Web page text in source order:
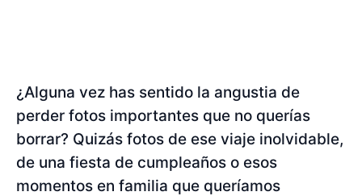
¿Alguna vez has sentido la angustia de
perder fotos importantes que no querías
borrar? Quizás fotos de ese viaje inolvidable,
de una fiesta de cumpleaños o esos
momentos en familia que queríamos